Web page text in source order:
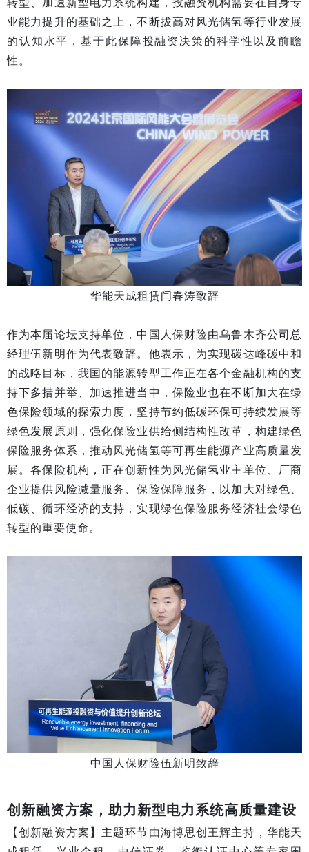
业能力提升的基础之上，不断拔高对风光储氢等行业发展
的认知水平，基于此保障投融资决策的科学性以及前瞻
性。
华能天成租赁闫春涛致辞
作为本届论坛支持单位，中国人保财险由乌鲁木齐公司总
经理伍新明作为代表致辞。他表示，为实现碳达峰碳中和
的战略目标，我国的能源转型工作正在各个金融机构的支
持下多措并举、加速推进当中，保险业也在不断加大在绿
色保险领域的探索力度，坚持节约低碳环保可持续发展等
绿色发展原则，强化保险业供给侧结构性改革，构建绿色
保险服务体系，推动风光储氢等可再生能源产业高质量发
展。各保险机构，正在创新性为风光储氢业主单位、厂商
企业提供风险减量服务、保险保障服务，以加大对绿色、
低碳、循环经济的支持，实现绿色保险服务经济社会绿色
转型的重要使命。
中国人保财险伍新明致辞
创新融资方案，助力新型电力系统高质量建设
【创新融资方案】主题环节由海博思创王辉主持，华能天